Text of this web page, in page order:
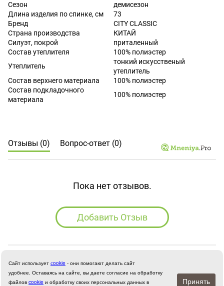
Сезон
демисезон
Длина изделия по спинке, см
73
Бренд
CITY CLASSIC
Страна производства
КИТАЙ
Силуэт, покрой
приталенный
Состав утеплителя
100% полиэстер
Утеплитель
тонкий искусственый
утеплитель
Состав верхнего материала
100% полиэстер
Состав подкладочного
материала
100% полиэстер
Отзывы (0) Вопрос-ответ (0)
Пока нет отзывов.
Добавить Отзыв
Сайт использует сookie - они помогают делать сайт
удобнее. Оставаясь на сайте, вы даете согласие на обработку
файлов cookie и обработку своих персональных данных в Принять